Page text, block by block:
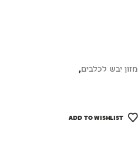
מזון יבש לכלבים,
ADD TO WISHLIST